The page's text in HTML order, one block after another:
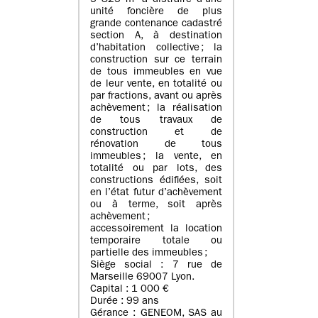
unité foncière de plus
grande contenance cadastré
section A, à destination
d’habitation collective ; la
construction sur ce terrain
de tous immeubles en vue
de leur vente, en totalité ou
par fractions, avant ou après
achèvement ; la réalisation
de tous travaux de
construction et de
rénovation de tous
immeubles ; la vente, en
totalité ou par lots, des
constructions édifiées, soit
en l’état futur d’achèvement
ou à terme, soit après
achèvement ;
accessoirement la location
temporaire totale ou
partielle des immeubles ;
Siège social : 7 rue de
Marseille 69007 Lyon.
Capital : 1 000 €
Durée : 99 ans
Gérance : GENEOM, SAS au